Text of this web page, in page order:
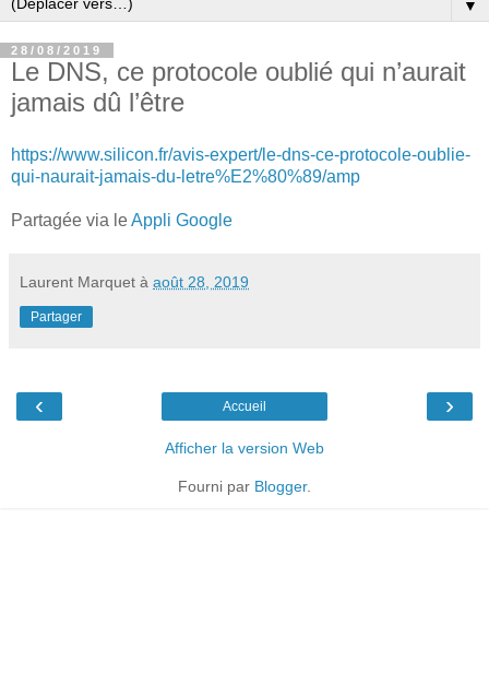
▼
28/08/2019
Le DNS, ce protocole oublié qui n’aurait
jamais dû l’être
https://www.silicon.fr/avis-expert/le-dns-ce-protocole-oublie-
qui-naurait-jamais-du-letre%E2%80%89/amp
Partagée via leAppli Google
Laurent Marquet à août 28, 2019
Partager
‹ ›
Accueil
Afficher la version Web
Fourni par Blogger.